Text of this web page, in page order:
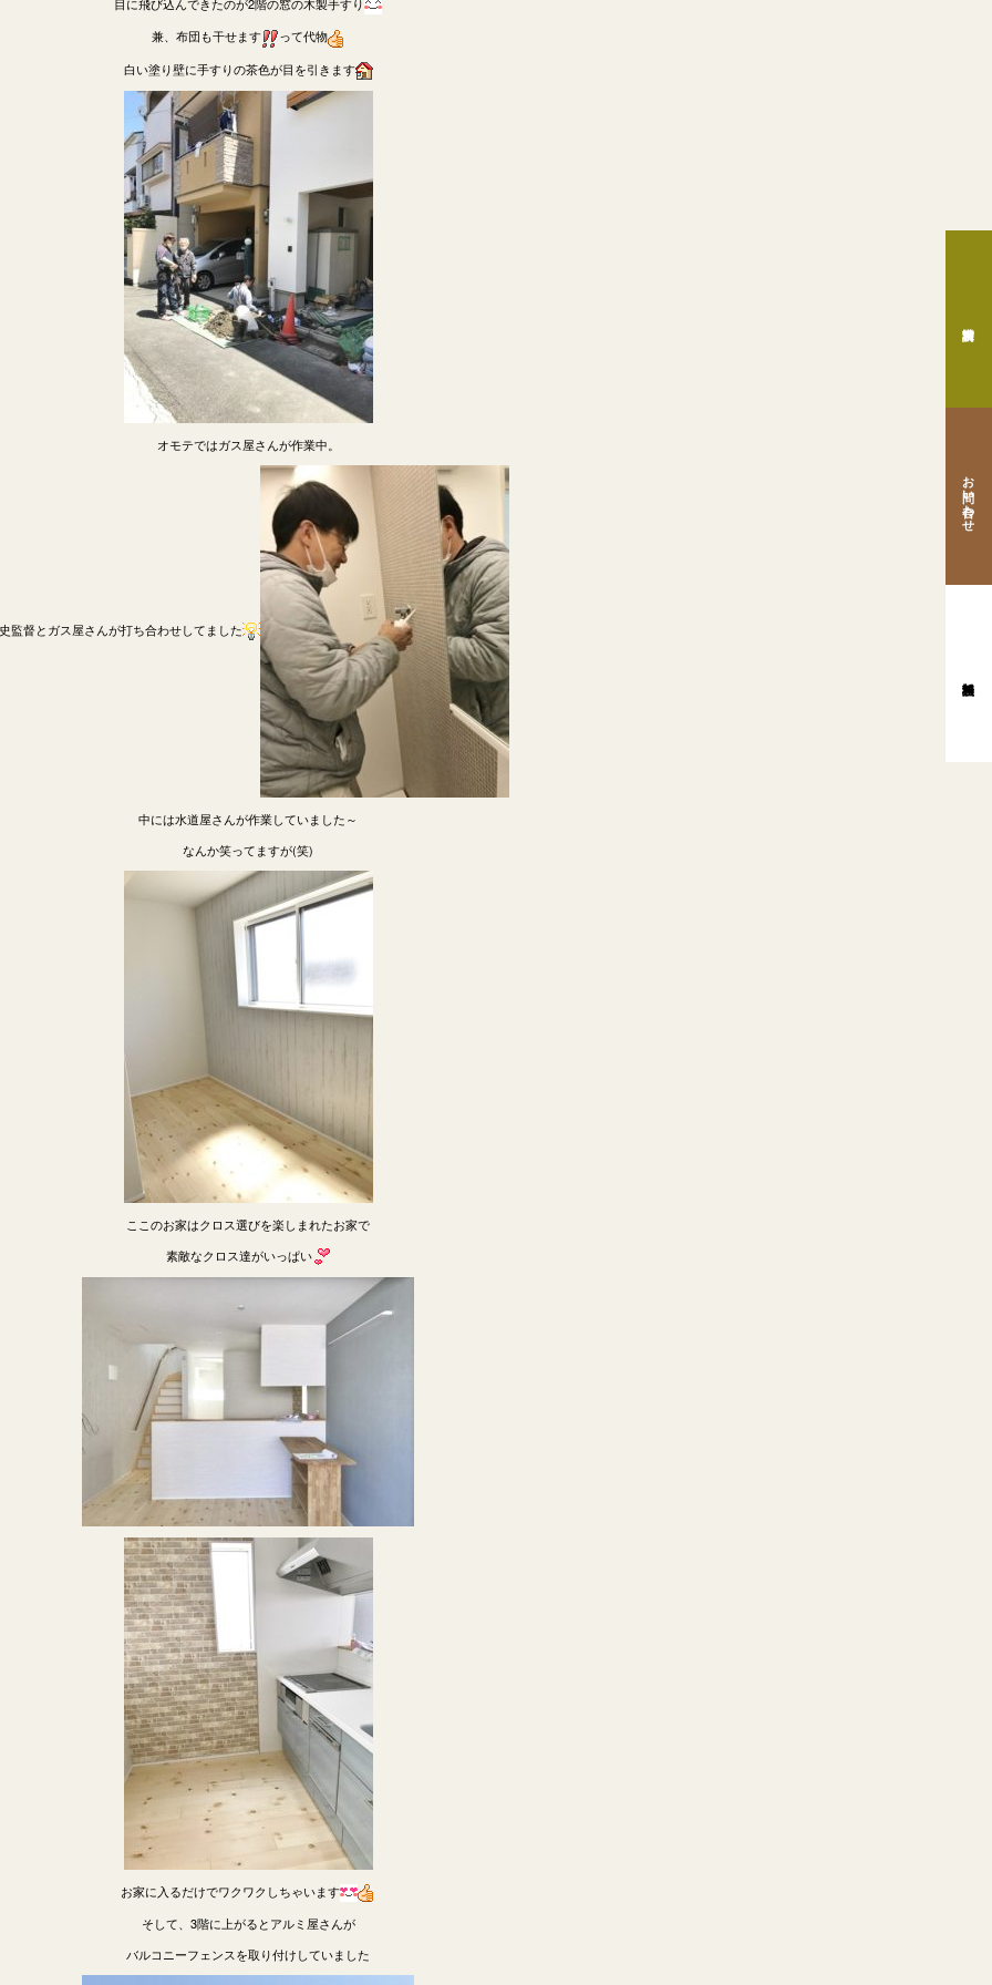
目に飛び込んできたのが2階の窓の木製手すり
兼、布団も干せます
って代物
白い塗り壁に手すりの茶色が目を引きます
オモテではガス屋さんが作業中。
監督とガス屋さんが打ち合わせしてました
中には水道屋さんが作業していました～
なんか笑ってますが(笑)
ここのお家はクロス選びを楽しまれたお家で
素敵なクロス達がいっぱい
お家に入るだけでワクワクしちゃいます
そして、3階に上がるとアルミ屋さんが
バルコニーフェンスを取り付けしていました
お問い合わせ